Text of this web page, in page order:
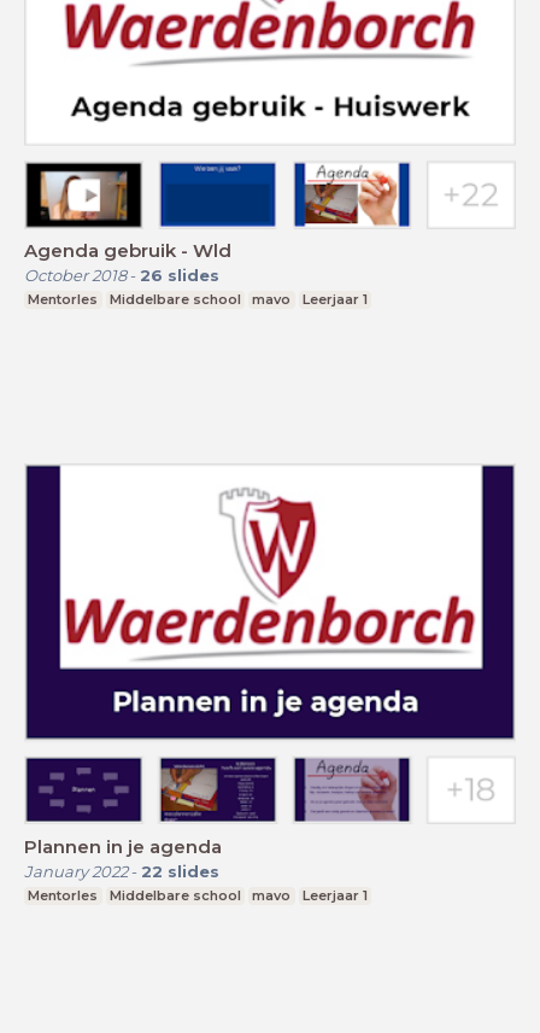
Agenda gebruik - Wld
October 2018- 26 slides
Mentorles Middelbare school mavo Leerjaar 1
Plannen in je agenda
January 2022- 22 slides
Mentorles Middelbare school mavo Leerjaar 1